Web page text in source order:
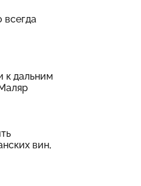
всегда
к дальним
вин,